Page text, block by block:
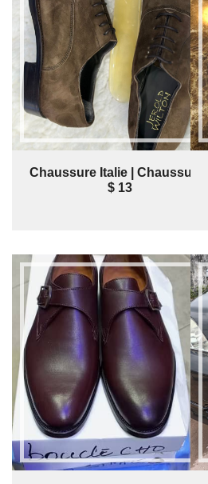
Chaussure Italie | Chaussure |
$ 13